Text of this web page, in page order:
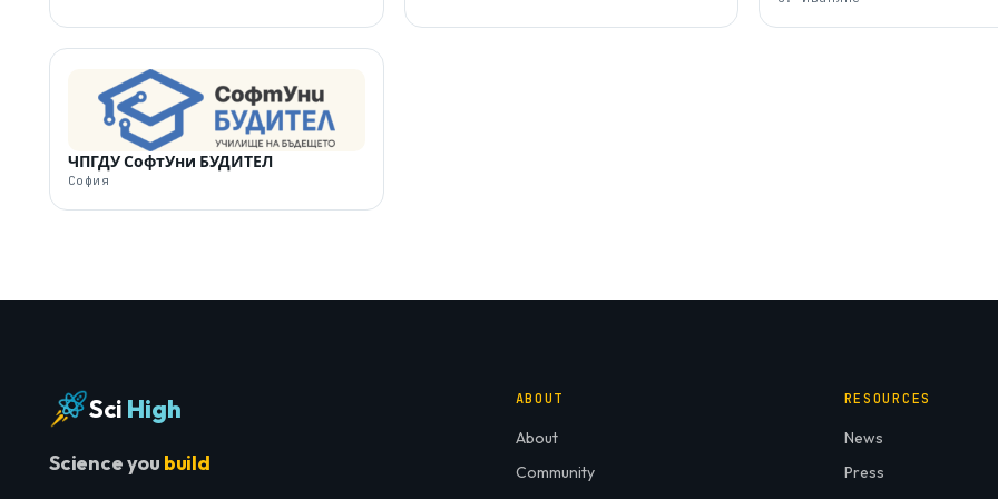
ЧПГДУ СофтУни БУДИТЕЛ
София
Sci High
Science you build
ABOUT
About
Community
RESOURCES
News
Press